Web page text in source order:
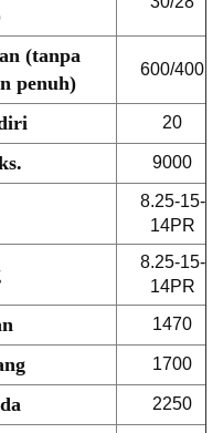
(tanpa
penuh)
600/400
20
9000
8.25-15-
14PR
8.25-15-
14PR
1470
1700
2250